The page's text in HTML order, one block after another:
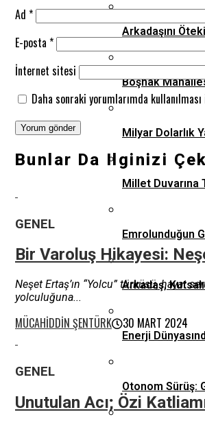
Arkadaşını
Boşnak
Milyar Dolarlık
Millet Duvarına
Emrolunduğun
Arkadaş,
Enerji
Otonom Sürüş:
Ad *
E-posta *
İnternet sitesi
Daha sonraki yorumlarımda
Bunlar Da Ilginizi
GENEL
Bir Varoluş Hikayesi:
Neşet Ertaş’ın “Yolcu” türküsü, hayat
yolculuğuna...
MÜCAHIDDIN ŞENTÜRK 30 MART 2024
GENEL
Unutulan Acı; Özi